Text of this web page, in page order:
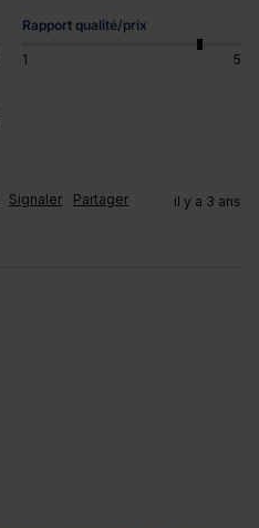
Rapport qualité/prix
1
5
Signaler Partager il y a 3 ans